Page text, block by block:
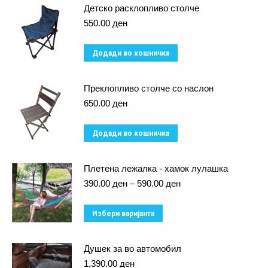
has
variants.
The
may
chosen
on
product
Детско расклопливо столче
550.00 ден
Додади во кошничка
Преклопливо столче со наслон
650.00 ден
Додади во кошничка
Плетена лежалка - хамок лулашка
390.00 ден – 590.00 денPrice
Избери варијанта
has
Душек за во автомобил
1,390.00 ден